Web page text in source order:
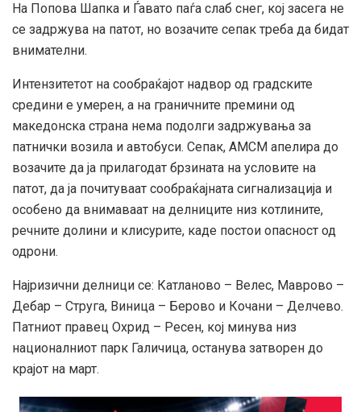
На Попова Шапка и Ѓавато паѓа слаб снег, кој засега не
се задржува на патот, но возачите сепак треба да бидат
внимателни.
Интензитетот на сообраќајот надвор од градските
средини е умерен, а на граничните премини од
македонска страна нема подолги задржувања за
патнички возила и автобуси. Сепак, АМСМ апелира до
возачите да ја прилагодат брзината на условите на
патот, да ја почитуваат сообраќајната сигнализација и
особено да внимаваат на делниците низ котлините,
речните долини и клисурите, каде постои опасност од
одрони.
Најризични делници се: Катланово – Велес, Маврово –
Дебар – Струга, Виница – Берово и Кочани – Делчево.
Патниот правец Охрид – Ресен, кој минува низ
националниот парк Галичица, останува затворен до
крајот на март.